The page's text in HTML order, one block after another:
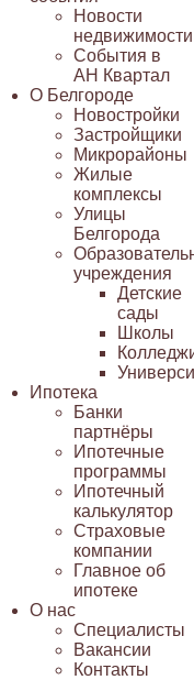
Новости
недвижимости
События в
АН Квартал
О Белгороде
Новостройки
Застройщики
Микрорайоны
Жилые
комплексы
Улицы
Белгорода
учреждения
Детские
сады
Школы
Ипотека
Банки
партнёры
Ипотечные
программы
Ипотечный
калькулятор
Страховые
компании
Главное об
ипотеке
О нас
Специалисты
Вакансии
Контакты